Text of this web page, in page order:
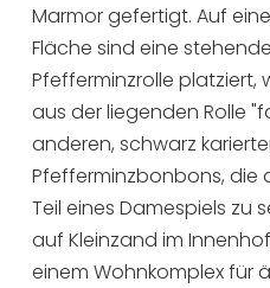
Marmor gefertigt. Auf
Fläche sind eine
Pfefferminzrolle platziert,
aus der liegenden Rolle
anderen, schwarz
Pfefferminzbonbons, die
Teil eines Damespiels zu
auf Kleinzand im
einem Wohnkomplex für